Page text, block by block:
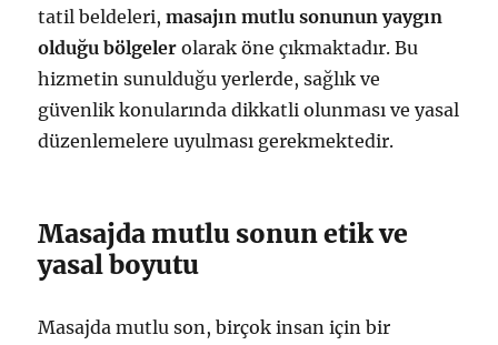
tatil beldeleri,masajın mutlu sonunun yaygın
olduğu bölgeler olarak öne çıkmaktadır. Bu
hizmetin sunulduğu yerlerde, sağlık ve
güvenlik konularında dikkatli olunması ve yasal
düzenlemelere uyulması gerekmektedir.
Masajda mutlu sonun etik ve
yasal boyutu
Masajda mutlu son, birçok insan için bir